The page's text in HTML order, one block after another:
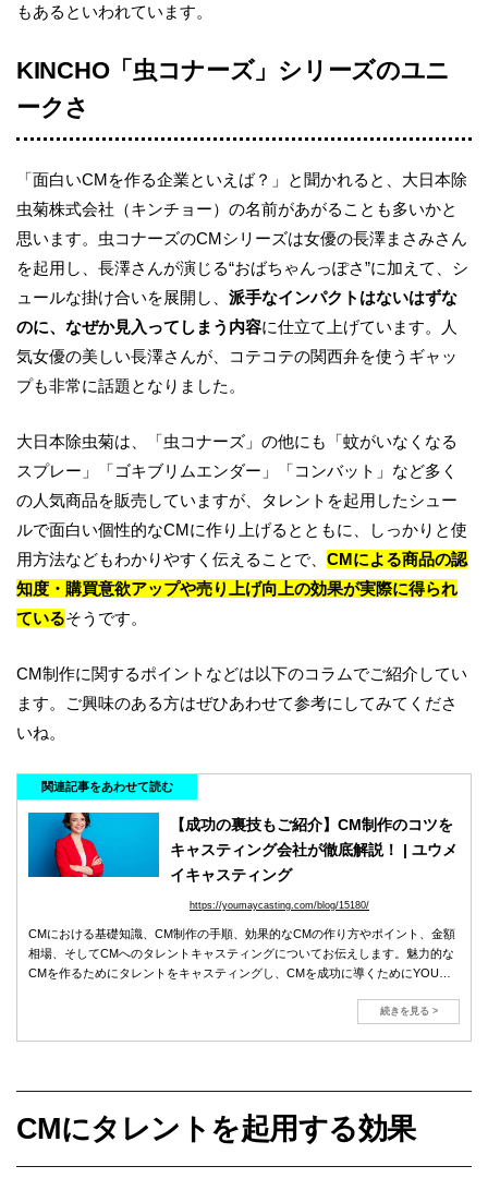
もあるといわれています。
KINCHO「虫コナーズ」シリーズのユニ
ークさ
「面白いCMを作る企業といえば？」と聞かれると、大日本除
虫菊株式会社（キンチョー）の名前があがることも多いかと
思います。虫コナーズのCMシリーズは女優の長澤まさみさん
を起用し、長澤さんが演じる“おばちゃんっぽさ”に加えて、シ
ュールな掛け合いを展開し、 派手なインパクトはないはずな
のに、なぜか見入ってしまう内容に仕立て上げています。人
気女優の美しい長澤さんが、コテコテの関西弁を使うギャッ
プも非常に話題となりました。
大日本除虫菊は、「虫コナーズ」の他にも「蚊がいなくなる
スプレー」「ゴキブリムエンダー」「コンバット」など多く
の人気商品を販売していますが、タレントを起用したシュー
ルで面白い個性的なCMに作り上げるとともに、しっかりと使
用方法などもわかりやすく伝えることで、 CMによる商品の認
知度・購買意欲アップや売り上げ向上の効果が実際に得られ
ているそうです。
CM制作に関するポイントなどは以下のコラムでご紹介してい
ます。ご興味のある方はぜひあわせて参考にしてみてくださ
いね。
関連記事をあわせて読む
【成功の裏技もご紹介】CM制作のコツを
キャスティング会社が徹底解説！ | ユウメ
イキャスティング
https://youmaycasting.com/blog/15180/
CMにおける基礎知識、CM制作の手順、効果的なCMの作り方やポイント、金額
相場、そしてCMへのタレントキャスティングについてお伝えします。魅力的な
CMを作るためにタレントをキャスティングし、CMを成功に導くためにYOU
続きを見る >
CMにタレントを起用する効果